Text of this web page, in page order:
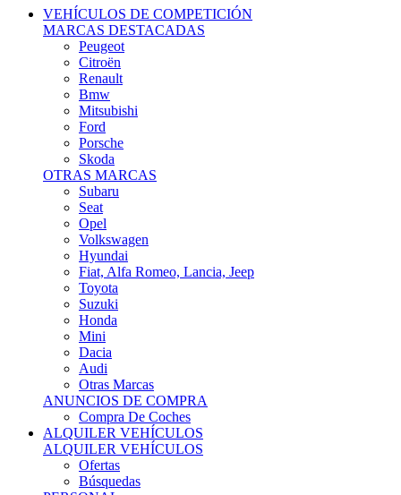
VEHÍCULOS DE COMPETICIÓN
MARCAS DESTACADAS
Peugeot
Citroën
Renault
Bmw
Mitsubishi
Ford
Porsche
Skoda
OTRAS MARCAS
Subaru
Seat
Opel
Volkswagen
Hyundai
Fiat, Alfa Romeo, Lancia, Jeep
Toyota
Suzuki
Honda
Mini
Dacia
Audi
Otras Marcas
ANUNCIOS DE COMPRA
Compra De Coches
ALQUILER VEHÍCULOS
ALQUILER VEHÍCULOS
Ofertas
Búsquedas